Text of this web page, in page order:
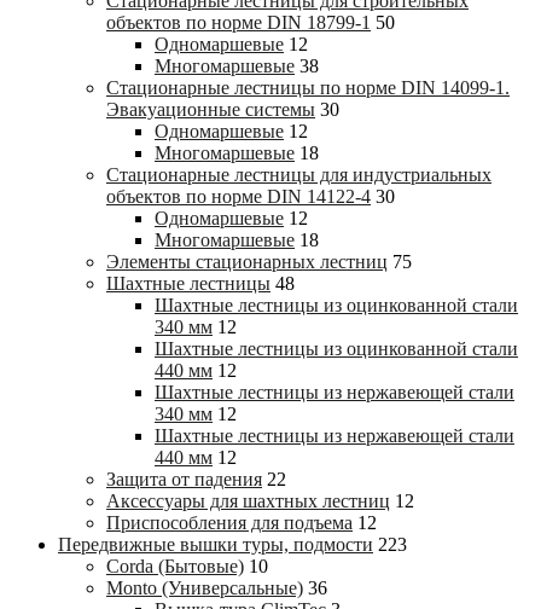
объектов по норме DIN 18799-1 50
Одномаршевые 12
Многомаршевые 38
Стационарные лестницы по норме DIN 14099-1.
Эвакуационные системы 30
Одномаршевые 12
Многомаршевые 18
Стационарные лестницы для индустриальных
объектов по норме DIN 14122-4 30
Одномаршевые 12
Многомаршевые 18
Элементы стационарных лестниц 75
Шахтные лестницы 48
Шахтные лестницы из оцинкованной стали
340 мм 12
Шахтные лестницы из оцинкованной стали
440 мм 12
Шахтные лестницы из нержавеющей стали
340 мм 12
Шахтные лестницы из нержавеющей стали
440 мм 12
Защита от падения 22
Аксессуары для шахтных лестниц 12
Приспособления для подъема 12
Передвижные вышки туры, подмости 223
Corda (Бытовые) 10
Monto (Универсальные) 36